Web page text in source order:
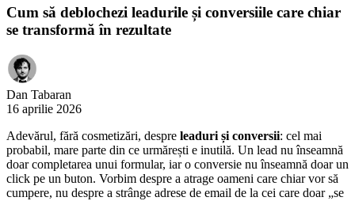
Cum să deblochezi leadurile și conversiile care chiar
se transformă în rezultate
Dan Tabaran
16 aprilie 2026
Adevărul, fără cosmetizări, despre leaduri și conversii: cel mai
probabil, mare parte din ce urmărești e inutilă. Un lead nu înseamnă
doar completarea unui formular, iar o conversie nu înseamnă doar un
click pe un buton. Vorbim despre a atrage oameni care chiar vor să
cumpere, nu despre a strânge adrese de email de la cei care doar „se